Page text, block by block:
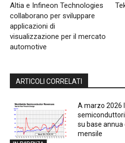
Altia e Infineon Technologies
collaborano per sviluppare
applicazioni di
visualizzazione per il mercato
automotive
ARTICOLI CORRELATI
A marzo 2026
su base annua
mensile